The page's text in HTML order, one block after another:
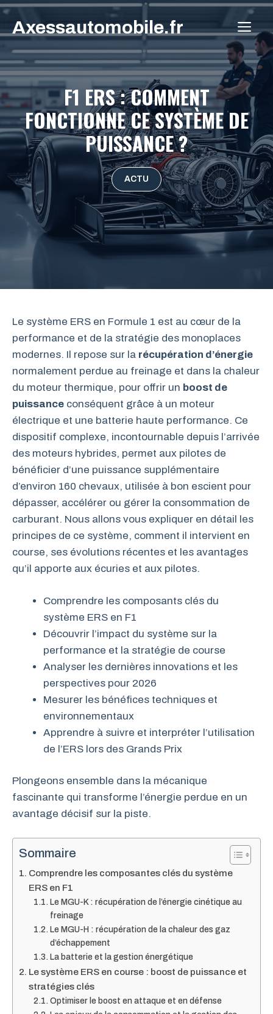
Aller
contenu
Axessautomobile.fr
F1 ERS : COMMENT
FONCTIONNE CE SYSTÈME DE
PUISSANCE ?
ACTU
Le système ERS en Formule 1 est au cœur de la
performance et de la stratégie des monoplaces
modernes. Il repose sur la récupération d’énergie
normalement perdue au freinage et dans la chaleur
du moteur thermique, pour offrir un boost de
puissance conséquent grâce à un moteur
électrique et une batterie haute performance. Ce
dispositif complexe, incontournable depuis l’arrivée
des moteurs hybrides, permet aux pilotes de
bénéficier d’une puissance supplémentaire
d’environ 160 chevaux, utilisée à bon escient pour
dépasser, accélérer ou gérer la consommation de
carburant. Nous allons vous expliquer en détail les
principes de ce système, comment il intervient en
course, ses évolutions récentes et les avantages
qu’il apporte aux écuries et aux pilotes.
Comprendre les composants clés du
système ERS en F1
Découvrir l’impact du système sur la
performance et la stratégie de course
Analyser les dernières innovations et les
perspectives pour 2026
Mesurer les bénéfices techniques et
environnementaux
Apprendre à suivre et interpréter l’utilisation
de l’ERS lors des Grands Prix
Plongeons ensemble dans la mécanique
fascinante qui transforme l’énergie perdue en un
avantage décisif sur la piste.
Sommaire
Comprendre les composantes clés du système
ERS en F1
Le MGU-K : récupération de l’énergie cinétique au
freinage
Le MGU-H : récupération de la chaleur des gaz
d’échappement
La batterie et la gestion énergétique
Le système ERS en course : boost de puissance et
stratégies clés
Optimiser le boost en attaque et en défense